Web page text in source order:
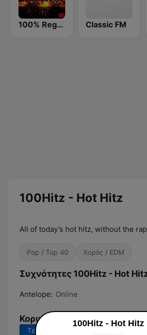
100% Reggaeton Radio Classic FM
100Hitz - Hot Hitz
All of today’s hot hitz, without the rap
Pop / Top 40 Χορός / EDM
Συχνότητες 100Hitz - Hot
Antelope: Online
Κορυφαία τραγούδια
Τελευταίες 7 ημέρες
100Hitz - Hot Hitz